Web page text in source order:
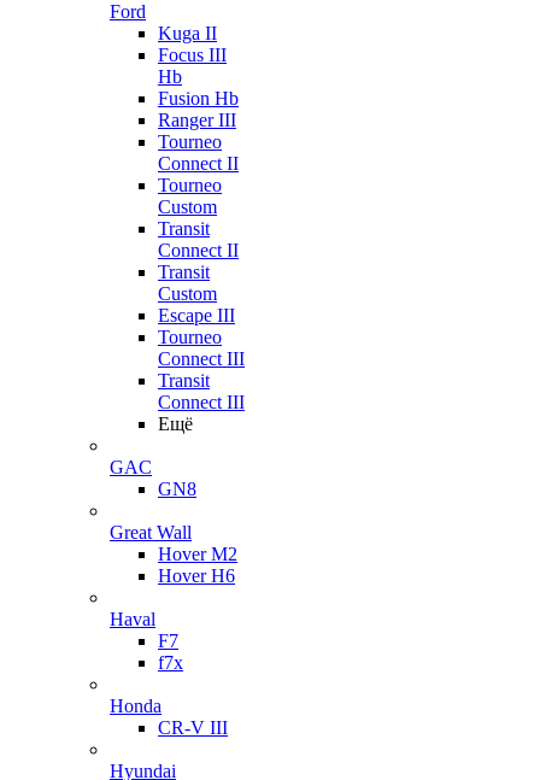
Ford
Kuga II
Focus III
Hb
Fusion Hb
Ranger III
Tourneo
Connect II
Tourneo
Custom
Transit
Connect II
Transit
Custom
Escape III
Tourneo
Connect III
Transit
Connect III
Ещё
GAC
GN8
Great Wall
Hover M2
Hover H6
Haval
F7
f7x
Honda
CR-V III
Hyundai